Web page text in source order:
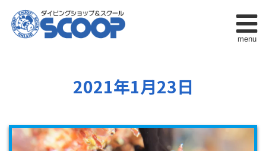
menu
2021年1月23日